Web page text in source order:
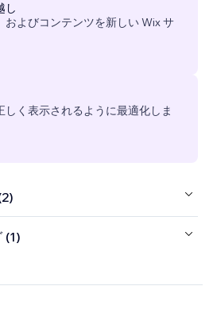
し
およびコンテンツを新しい Wix サ
く表示されるように最適化しま
(1)